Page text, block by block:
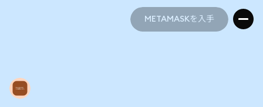
METAMASKを入手